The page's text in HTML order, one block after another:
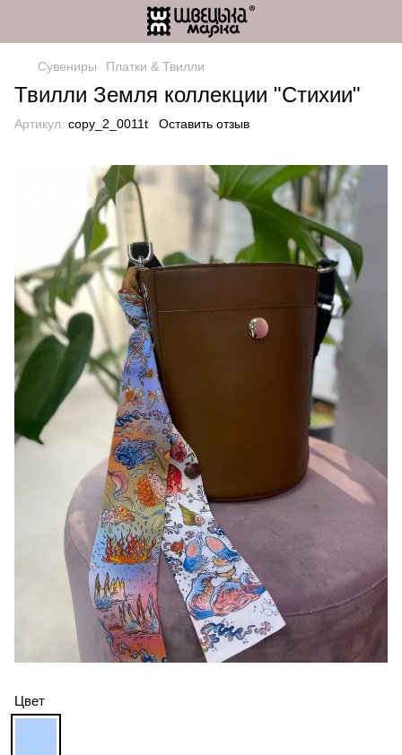
Сувениры Платки & Твилли
Твилли Земля коллекции "Стихии"
Артикул: copy_2_0011t Оставить отзыв
Цвет